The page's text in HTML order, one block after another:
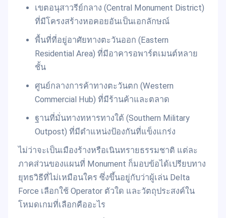
เขตอนุสาวรีย์กลาง (Central Monument District)
ที่มีโครงสร้างหอคอยอันเป็นเอกลักษณ์
พื้นที่ที่อยู่อาศัยทางตะวันออก (Eastern
Residential Area) ที่มีอาคารอพาร์ตเมนต์หลาย
ชั้น
ศูนย์กลางการค้าทางตะวันตก (Western
Commercial Hub) ที่มีร้านค้าและตลาด
ฐานที่มั่นทางทหารทางใต้ (Southern Military
Outpost) ที่มีตำแหน่งป้องกันที่แข็งแกร่ง
ไม่ว่าจะเป็นเมืองร้างหรือเนินทรายธรรมชาติ แต่ละ
ภาคส่วนของแผนที่ Monument ก็มอบข้อได้เปรียบทาง
ยุทธวิธีที่ไม่เหมือนใคร ซึ่งขึ้นอยู่กับว่าผู้เล่น Delta
Force เลือกใช้ Operator ตัวใด และวัตถุประสงค์ใน
โหมดเกมที่เลือกคืออะไร